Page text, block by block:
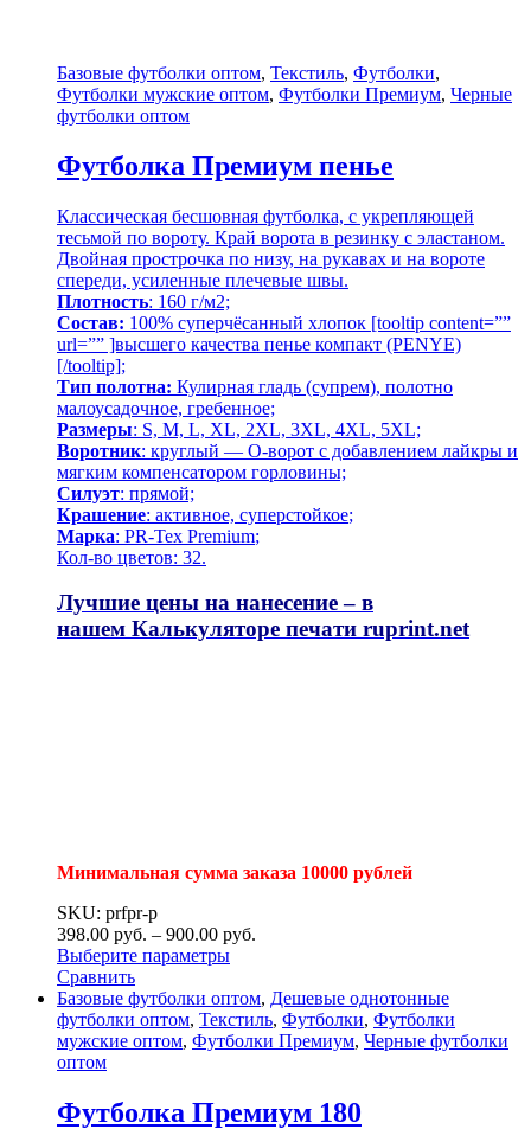
Базовые футболки оптом, Текстиль, Футболки,
Футболки мужские оптом, Футболки Премиум, Черные
футболки оптом
Футболка Премиум пенье
Классическая бесшовная футболка, с укрепляющей
тесьмой по вороту. Край ворота в резинку с эластаном.
Двойная прострочка по низу, на рукавах и на вороте
спереди, усиленные плечевые швы.
Плотность: 160 г/м2;
Состав: 100% суперчёсанный хлопок [tooltip content=””
url=”” ]высшего качества пенье компакт (PENYE)
[/tooltip];
Тип полотна: Кулирная гладь (супрем), полотно
малоусадочное, гребенное;
Размеры: S, M, L, XL, 2XL, 3XL, 4XL, 5XL;
Воротник: круглый — О-ворот с добавлением лайкры и
мягким компенсатором горловины;
Силуэт: прямой;
Крашение: активное, суперстойкое;
Марка: PR-Tex Premium;
Кол-во цветов: 32.
Лучшие цены на нанесение – в
нашем Калькуляторе печати ruprint.net
Минимальная сумма заказа 10000 рублей
SKU: prfpr-p
398.00 руб. – 900.00 руб.
Выберите параметры
Сравнить
Базовые футболки оптом, Дешевые однотонные
футболки оптом, Текстиль, Футболки, Футболки
мужские оптом, Футболки Премиум, Черные футболки
оптом
Футболка Премиум 180